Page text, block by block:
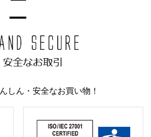
しん・安全なお買い物！